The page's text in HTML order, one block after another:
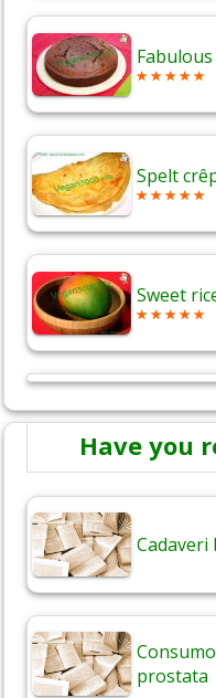
Spelt
Sweet
Have you
Cadaveri
prostata